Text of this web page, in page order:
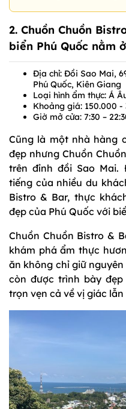
2. Chuồn Chuồn
biển Phú Quốc nằm
Địa chỉ: Đồi Sao Mai,
Phú Quốc, Kiên Giang
Loại hình ẩm thực: Á
Khoảng giá: 150.000
Giờ mở cửa: 7:30 –
Cũng là một nhà hàng
đẹp nhưng Chuồn
trên đỉnh đồi Sao
tiếng của nhiều du
Bistro & Bar, thực
đẹp của Phú Quốc với
Chuồn Chuồn Bistro &
khám phá ẩm thực
ăn không chỉ giữ
còn được trình bày
trọn vẹn cả về vị giác